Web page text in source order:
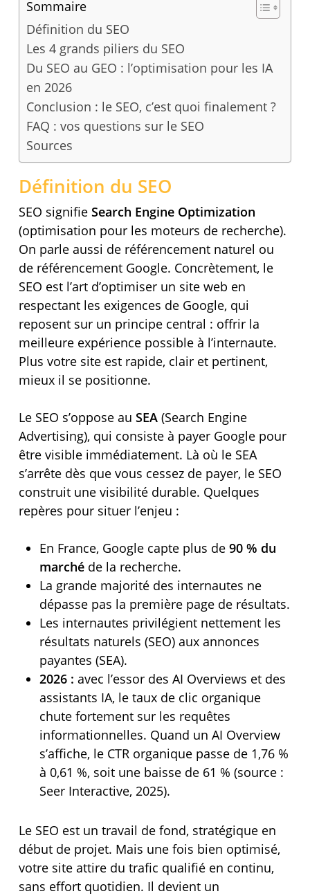
Sommaire
Définition du SEO
Les 4 grands piliers du SEO
Du SEO au GEO : l’optimisation pour les IA
en 2026
Conclusion : le SEO, c’est quoi finalement ?
FAQ : vos questions sur le SEO
Sources
Définition du SEO
SEO signifie Search Engine Optimization
(optimisation pour les moteurs de recherche).
On parle aussi de référencement naturel ou
de référencement Google. Concrètement, le
SEO est l’art d’optimiser un site web en
respectant les exigences de Google, qui
reposent sur un principe central : offrir la
meilleure expérience possible à l’internaute.
Plus votre site est rapide, clair et pertinent,
mieux il se positionne.
Le SEO s’oppose au SEA(Search Engine
Advertising), qui consiste à payer Google pour
être visible immédiatement. Là où le SEA
s’arrête dès que vous cessez de payer, le SEO
construit une visibilité durable. Quelques
repères pour situer l’enjeu :
En France, Google capte plus de 90 % du
marchéde la recherche.
La grande majorité des internautes ne
dépasse pas la première page de résultats.
Les internautes privilégient nettement les
résultats naturels (SEO) aux annonces
payantes (SEA).
2026 : avec l’essor des AI Overviews et des
assistants IA, le taux de clic organique
chute fortement sur les requêtes
informationnelles. Quand un AI Overview
s’affiche, le CTR organique passe de 1,76 %
à 0,61 %, soit une baisse de 61 % (source :
Seer Interactive, 2025).
Le SEO est un travail de fond, stratégique en
début de projet. Mais une fois bien optimisé,
votre site attire du trafic qualifié en continu,
sans effort quotidien. Il devient un